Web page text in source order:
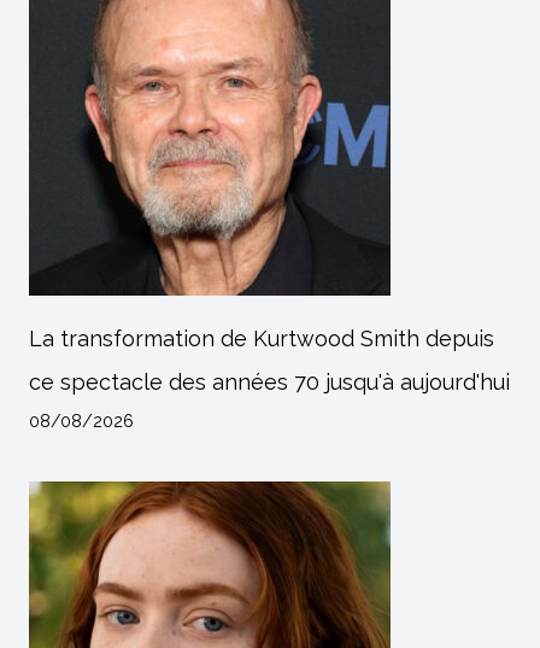
La transformation de Kurtwood Smith depuis
ce spectacle des années 70 jusqu'à aujourd'hui
08/08/2026